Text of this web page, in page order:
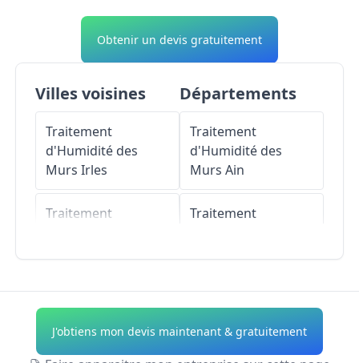
Obtenir un devis gratuitement
Villes voisines
Traitement
d'Humidité des
Murs Irles
Traitement
Traitement
d'Humidité des
Murs Bihucourt
Départements
Traitement
d'Humidité des
Murs Ain
Traitement
Traitement
d'Humidité des
Murs Allier
J'obtiens mon devis maintenant & gratuitement